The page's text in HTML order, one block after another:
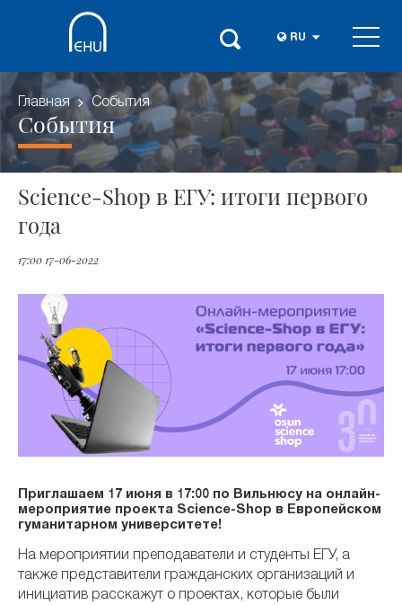
RU
Главная События
События
Science-Shop в ЕГУ: итоги первого
года
17:00 17-06-2022
Приглашаем 17 июня в 17:00 по Вильнюсу на онлайн-
мероприятие проекта Science-Shop в Европейском
гуманитарном университете!
На мероприятии преподаватели и студенты ЕГУ, а
также представители гражданских организаций и
инициатив расскажут о проектах, которые были